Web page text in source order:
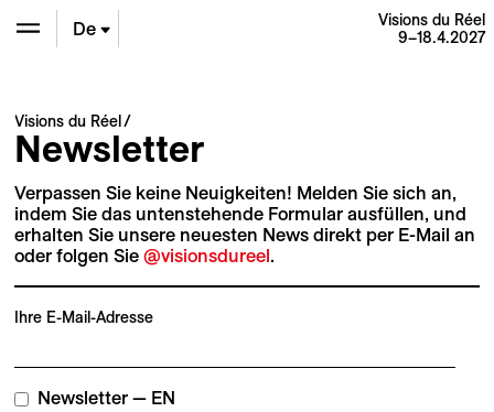
De
Fr
Visions du Réel
9–18.4.2027
Visions du Réel
Newsletter
Verpassen Sie keine Neuigkeiten! Melden Sie sich an,
indem Sie das untenstehende Formular ausfüllen, und
erhalten Sie unsere neuesten News direkt per E-Mail an
oder folgen Sie @visionsdureel.
Ihre E-Mail-Adresse
Newsletter — EN